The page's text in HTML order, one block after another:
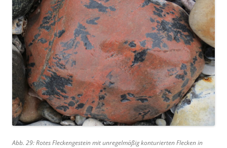
Abb. 29: Rotes Fleckengestein mit unregelmäßig konturierten Flecken in